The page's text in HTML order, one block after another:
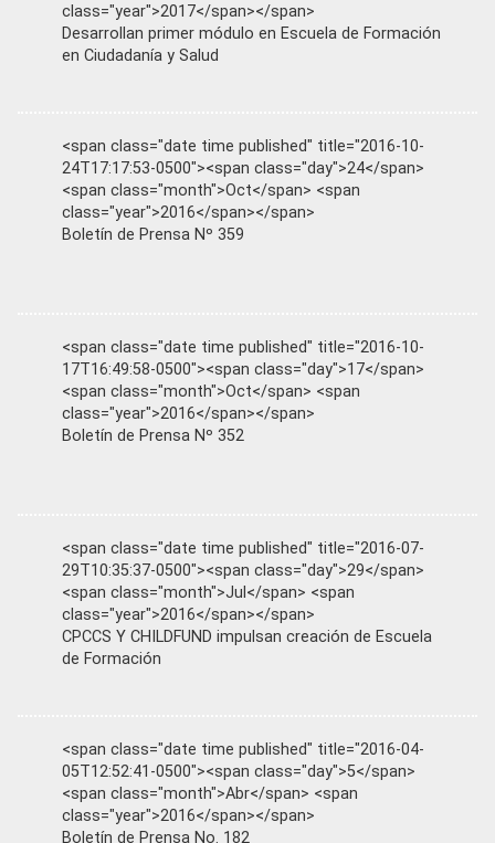
class="year">2017</span></span>
Desarrollan primer módulo en Escuela de Formación
en Ciudadanía y Salud
<span class="date time published" title="2016-10-
24T17:17:53-0500"><span class="day">24</span>
<span class="month">Oct</span> <span
class="year">2016</span></span>
Boletín de Prensa Nº 359
<span class="date time published" title="2016-10-
17T16:49:58-0500"><span class="day">17</span>
<span class="month">Oct</span> <span
class="year">2016</span></span>
Boletín de Prensa Nº 352
<span class="date time published" title="2016-07-
29T10:35:37-0500"><span class="day">29</span>
<span class="month">Jul</span> <span
class="year">2016</span></span>
CPCCS Y CHILDFUND impulsan creación de Escuela
de Formación
<span class="date time published" title="2016-04-
05T12:52:41-0500"><span class="day">5</span>
<span class="month">Abr</span> <span
class="year">2016</span></span>
Boletín de Prensa No. 182